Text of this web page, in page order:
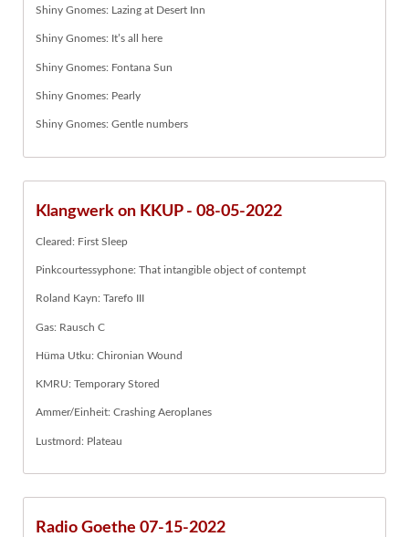
Shiny Gnomes: Lazing at Desert Inn
Shiny Gnomes: It’s all here
Shiny Gnomes: Fontana Sun
Shiny Gnomes: Pearly
Shiny Gnomes: Gentle numbers
Klangwerk on KKUP - 08-05-2022
Cleared: First Sleep
Pinkcourtessyphone: That intangible object of contempt
Roland Kayn: Tarefo III
Gas: Rausch C
Hüma Utku: Chironian Wound
KMRU: Temporary Stored
Ammer/Einheit: Crashing Aeroplanes
Lustmord: Plateau
Radio Goethe 07-15-2022